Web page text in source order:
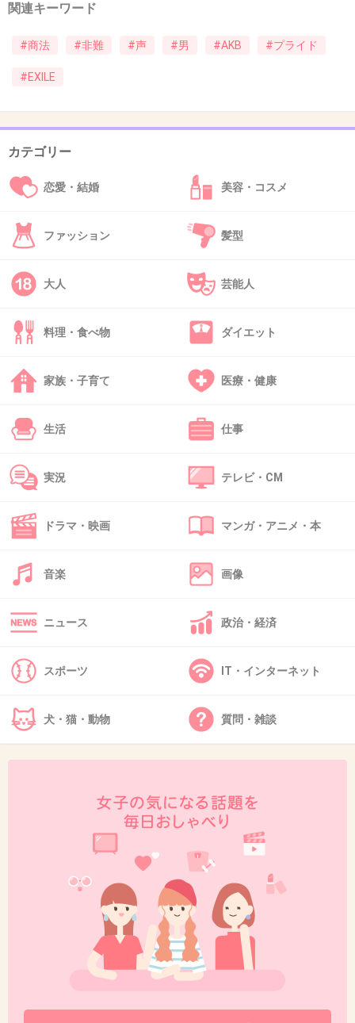
どこの歌手もやってるけど
EXILEには金の匂いしかしない
もうちょっとファンに優しくしてやればいいの
+150
ぶっちゃけ、メインのメンバー以外のファンっ
ているの？
ダンサーなんて見分けがつかないんですけど。
+188
44. 匿名 2013/09/19(木) 16:18:05
結局AKBがいろんな記録を食い荒らしてるか
ら、周りがみんな迷惑してるってことじゃない
の？
諸悪の根源は全てＡＫＢ
とっとと消えろ
46. 匿名2013/09/19(木) 16:19:50
完璧なもの＝好き
とはならないんですよね…
おかしいですね
2013/09/19(木) 16:20:13
毎回握手券つけて売るのってプライドないのか
CDが売れないのはそういう時代だから仕方なく
関連キーワード
#商法 #非難 #声 #男 #AKB #プライド
#EXILE
カテゴリー
恋愛・結婚 美容・コスメ
ファッション 髪型
大人 芸能人
料理・食べ物 ダイエット
家族・子育て 医療・健康
生活 仕事
実況 テレビ・CM
ドラマ・映画 マンガ・アニメ・本
音楽 画像
ニュース 政治・経済
スポーツ IT・インターネット
犬・猫・動物 質問・雑談